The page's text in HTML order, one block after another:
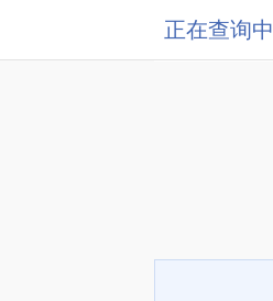
正在查询中